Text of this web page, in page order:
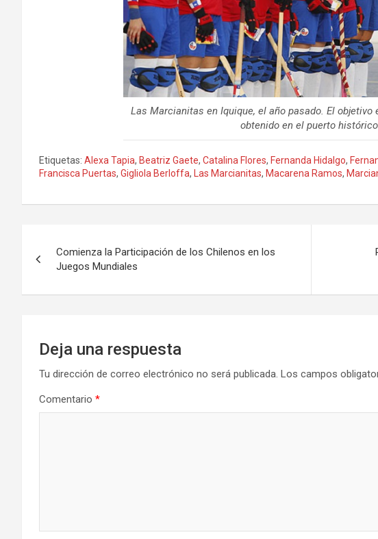
Las Marcianitas en Iquique, el año pasado. El
obtenido en el puerto
Etiquetas: Alexa Tapia, Beatriz Gaete, Catalina Flores, Fernanda Hidalgo,
Francisca Puertas, Gigliola Berloffa, Las Marcianitas, Macarena Ramos,
de
entradas
Comienza la Participación de los Chilenos en los
Juegos Mundiales
Deja una respuesta
Tu dirección de correo electrónico no será publicada. Los campos
Comentario *